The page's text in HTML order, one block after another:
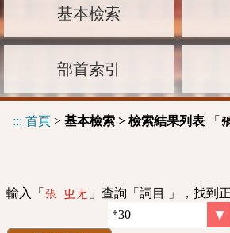
基本檢索
部首索引
::: 首頁 > 基本檢索 > 檢索結果列表 「
輸入「 張 ㄓㄤ 」查詢「詞目 」，找到